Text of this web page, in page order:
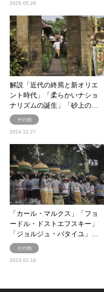
2025.05.28
解説「近代の終焉と新オリエ
ント時代」「柔らかいナショ
ナリズムの誕生」「砂上の…
その他
2024.12.27
「カール・マルクス」「フョ
ードル・ドストエフスキー」
「ジョルジュ・バタイユ」…
その他
2023.02.16